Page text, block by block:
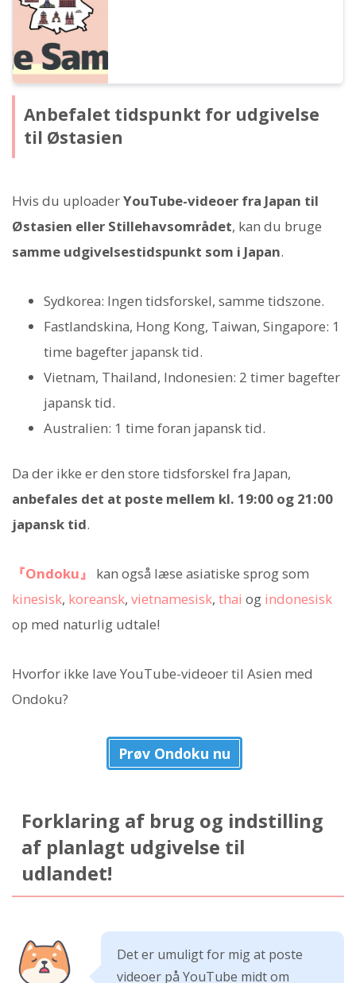
Anbefalet tidspunkt for udgivelse
til Østasien
Hvis du uploaderYouTube-videoer fra Japan til
Østasien eller Stillehavsområdet, kan du bruge
samme udgivelsestidspunkt som i Japan.
Sydkorea: Ingen tidsforskel, samme tidszone.
Fastlandskina, Hong Kong, Taiwan, Singapore: 1
time bagefter japansk tid.
Vietnam, Thailand, Indonesien: 2 timer bagefter
japansk tid.
Australien: 1 time foran japansk tid.
Da der ikke er den store tidsforskel fra Japan,
anbefales det at poste mellem kl. 19:00 og 21:00
japansk tid.
『Ondoku』
kan også læse asiatiske sprog som
kinesisk, koreansk, vietnamesisk, thai og indonesisk
op med naturlig udtale!
Hvorfor ikke lave YouTube-videoer til Asien med
Ondoku?
Prøv Ondoku nu
Forklaring af brug og indstilling
af planlagt udgivelse til
udlandet!
Det er umuligt for mig at poste
videoer på YouTube midt om